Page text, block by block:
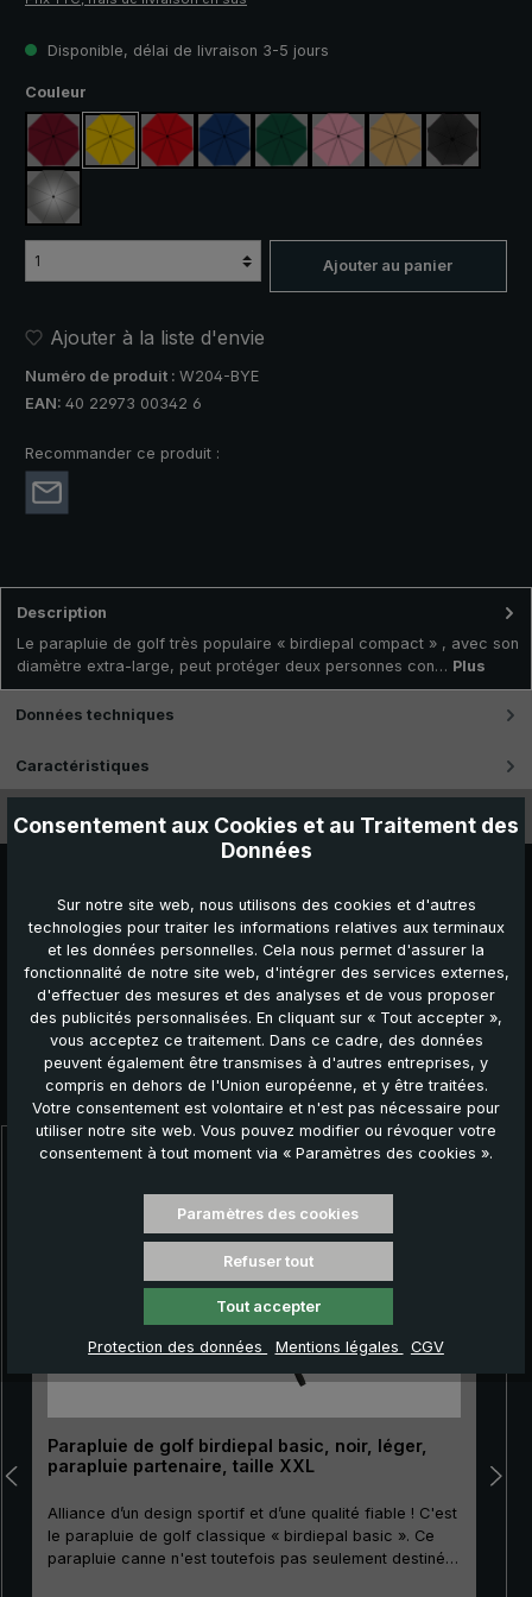
Disponible, délai de livraison 3-5 jours
Sélectionnez
Couleur
rouge vinjaune rouge bleu royalvert foncérose beige noir
argent, protection UV 50+
Ajouter au panier
Ajouter à la liste d'envie
Numéro de produit : W204-BYE
EAN: 40 22973 00342 6
Recommander ce produit :
Description
Le parapluie de golf très populaire « birdiepal compact » , avec son
diamètre extra-large, peut protéger deux personnes con… Plus
Données techniques
Caractéristiques
Vidéos
Autres produits que vous pourriez aimer :
Parapluie de golf birdiepal basic, noir, léger,
parapluie partenaire, taille XXL
Alliance d’un design sportif et d’une qualité fiable ! C'est
le parapluie de golf classique « birdiepal basic ». Ce
parapluie canne n'est toutefois pas seulement destiné à
Consentement aux Cookies et au Traitement des
Données
Sur notre site web, nous utilisons des cookies et d'autres
technologies pour traiter les informations relatives aux terminaux
et les données personnelles. Cela nous permet d'assurer la
fonctionnalité de notre site web, d'intégrer des services externes,
d'effectuer des mesures et des analyses et de vous proposer
des publicités personnalisées. En cliquant sur « Tout accepter »,
vous acceptez ce traitement. Dans ce cadre, des données
peuvent également être transmises à d'autres entreprises, y
compris en dehors de l'Union européenne, et y être traitées.
Votre consentement est volontaire et n'est pas nécessaire pour
utiliser notre site web. Vous pouvez modifier ou révoquer votre
consentement à tout moment via « Paramètres des cookies ».
Paramètres des cookies
Refuser tout
Tout accepter
Protection des données Mentions légales CGV